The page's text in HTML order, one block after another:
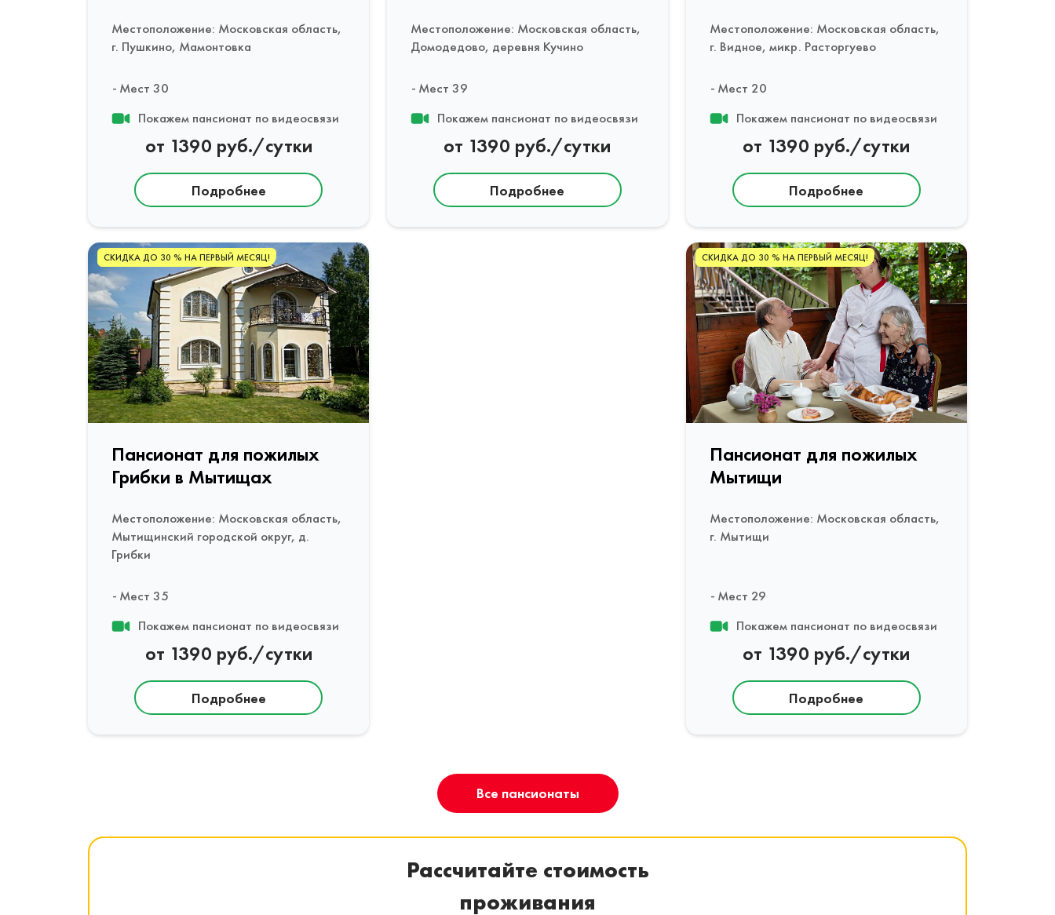
Местоположение: Московская область,
г. Пушкино, Мамонтовка
Мест 30
Покажем пансионат по видеосвязи
от 1390 руб./сутки
Подробнее
Местоположение: Московская область,
Домодедово, деревня Кучино
Мест 39
Покажем пансионат по видеосвязи
от 1390 руб./сутки
Подробнее
Местоположение: Московская область,
г. Видное, микр. Расторгуево
Мест 20
Покажем пансионат по видеосвязи
от 1390 руб./сутки
Подробнее
СКИДКА ДО 30 % НА ПЕРВЫЙ МЕСЯЦ!
Пансионат для пожилых
Грибки в Мытищах
Местоположение: Московская область,
Мытищинский городской округ, д.
Грибки
Мест 35
Покажем пансионат по видеосвязи
от 1390 руб./сутки
Подробнее
СКИДКА ДО 30 % НА ПЕРВЫЙ МЕСЯЦ!
Пансионат для пожилых
Мытищи
Местоположение: Московская область,
г. Мытищи
Мест 29
Покажем пансионат по видеосвязи
от 1390 руб./сутки
Подробнее
Все пансионаты
Рассчитайте стоимость
проживания